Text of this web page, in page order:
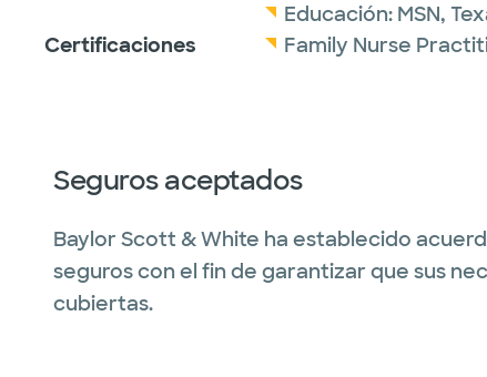
Educación: MSN,
Certificaciones
Family Nurse
Seguros aceptados
Baylor Scott & White ha establecido
seguros con el fin de garantizar que sus
cubiertas.